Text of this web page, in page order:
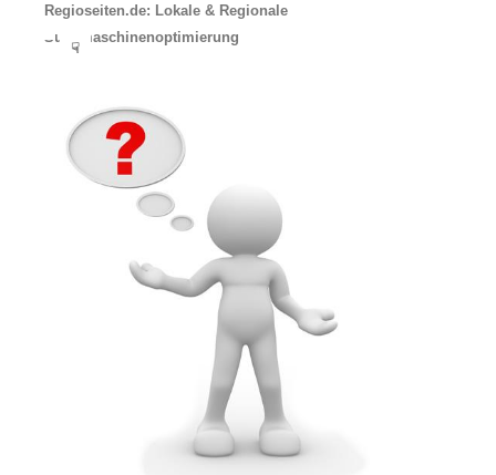
Regioseiten.de: Lokale & Regionale
Suchmaschinenoptimierung
☟